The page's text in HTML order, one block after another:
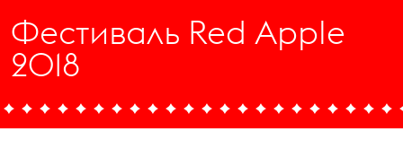
Фестиваль Red Apple
2018